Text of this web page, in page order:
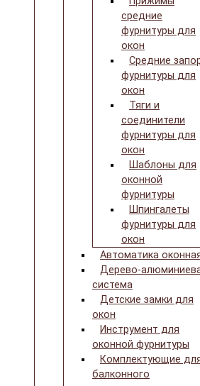
средние
фурнитуры для
окон
Средние
фурнитуры для
окон
Тяги и
соединители
фурнитуры для
окон
Шаблоны для
оконной
фурнитуры
Шпингалеты
фурнитуры для
окон
Автоматика
Дерево-
система
Детские замки для
окон
Инструмент для
оконной фурнитуры
Комплектующие
балконного